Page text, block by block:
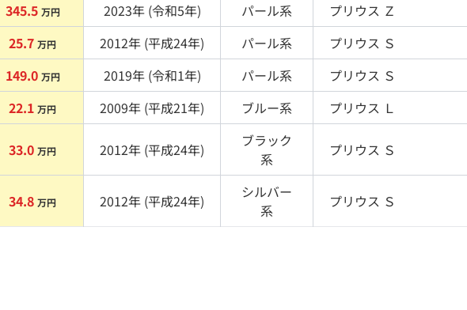
345.5 万円 2023年 (令和5年) パール系 プリウス Ｚ
25.7 万円 2012年 (平成24年) パール系 プリウス Ｓ
149.0 万円 2019年 (令和1年) パール系 プリウス Ｓ
22.1 万円 2009年 (平成21年) ブルー系 プリウス Ｌ
33.0 万円 2012年 (平成24年)
ブラック
系
プリウス Ｓ
34.8 万円 2012年 (平成24年)
シルバー
系
プリウス Ｓ